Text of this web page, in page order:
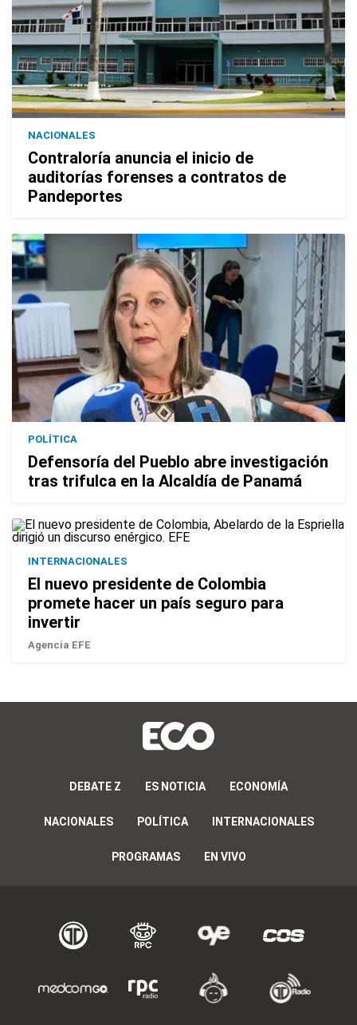
NACIONALES
Contraloría anuncia el inicio de
auditorías forenses a contratos de
Pandeportes
POLÍTICA
Defensoría del Pueblo abre investigación
tras trifulca en la Alcaldía de Panamá
INTERNACIONALES
El nuevo presidente de Colombia
promete hacer un país seguro para
invertir
Agencia EFE
DEBATE Z ES NOTICIA ECONOMÍA
NACIONALES POLÍTICA INTERNACIONALES
PROGRAMAS EN VIVO